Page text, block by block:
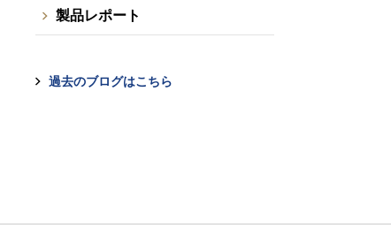
製品レポート
過去のブログはこちら